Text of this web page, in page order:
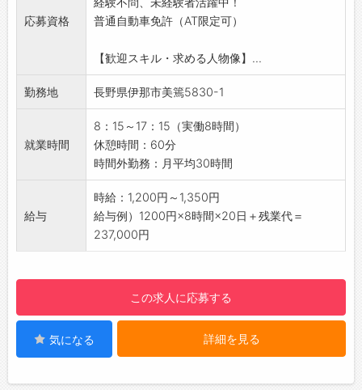
＾＾
☆
・生産管理システムへの入力
【おすすめポイント♪】
・未経験から活躍している社員もいます
・丁寧に教えてもらえる環境なので、初めての
方も安心
あります！
■研修制度充実◎
・図面の見方や組立方法など、先輩社員から指
導いただけるので安心して就業可能
・外部セミナーの研修を受けてもらうこともで
きます
【貸与】
・制服（上下）
・安全靴等
応募資格
普通自動車免許（AT限定可）
【歓迎スキル・求める人物像】...
勤務地 長野県伊那市美篶5830-1
就業時間
8：15～17：15（実働8時間）
休憩時間：60分
時間外勤務：月平均30時間
給与
時給：1,200円～1,350円
給与例）1200円×8時間×20日＋残業代＝
237,000円
この求人に応募する
気になる 詳細を見る